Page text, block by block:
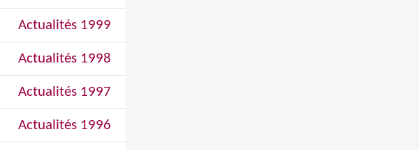
Actualités 1999
Actualités 1998
Actualités 1997
Actualités 1996